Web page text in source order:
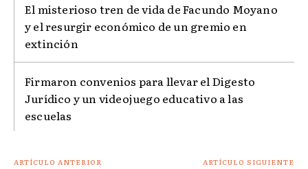
El misterioso tren de vida de Facundo Moyano
y el resurgir económico de un gremio en
extinción
Firmaron convenios para llevar el Digesto
Jurídico y un videojuego educativo a las
escuelas
ARTÍCULO ANTERIOR ARTÍCULO SIGUIENTE